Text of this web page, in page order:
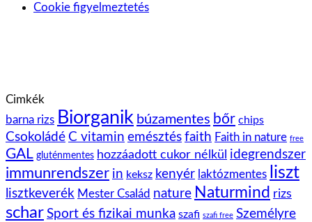
Cookie figyelmeztetés
Cimkék
barna rizs Biorganik búzamentes bőr chips
Csokoládé C vitamin emésztés faith Faith in nature free
GAL gluténmentes hozzáadott cukor nélkül idegrendszer
immunrendszer in keksz kenyér laktózmentes liszt
lisztkeverék Mester Család nature Naturmind rizs
schar Sport és fizikai munka szafi szafi free Személyre